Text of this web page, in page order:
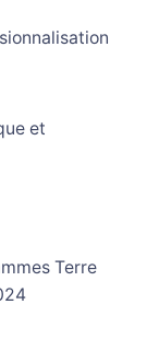
et
Terre